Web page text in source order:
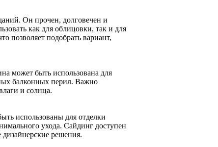
Он прочен, долговечен и
как для облицовки, так и для
позволяет подобрать вариант,
может быть использована для
балконных перил. Важно
и солнца.
использованы для отделки
ухода. Сайдинг доступен
дизайнерские решения.